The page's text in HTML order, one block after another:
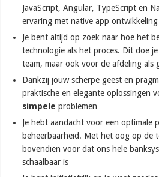
JavaScript, Angular, TypeScript en
ervaring met native app ontwikkeling
Je bent altijd op zoek naar hoe het
technologie als het proces. Dit doe
team, maar ook voor de afdeling als
Dankzij jouw scherpe geest en
praktische en elegante oplossingen
simpele problemen
Je hebt aandacht voor een optimale
beheerbaarheid. Met het oog op de
bovendien voor dat ons hele
schaalbaar is